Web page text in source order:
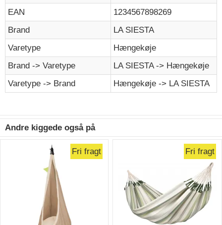
EAN
1234567898269
Brand
LA SIESTA
Varetype
Hængekøje
Brand -> Varetype
LA SIESTA -> Hængekøje
Varetype -> Brand
Hængekøje -> LA SIESTA
Andre kiggede også på
Fri fragt Fri fragt